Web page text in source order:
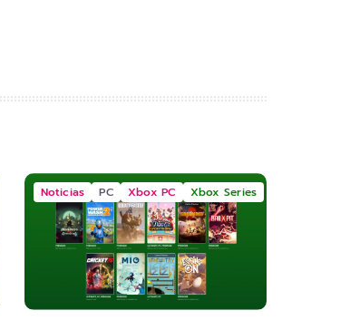
Noticias PC Xbox PC Xbox Series